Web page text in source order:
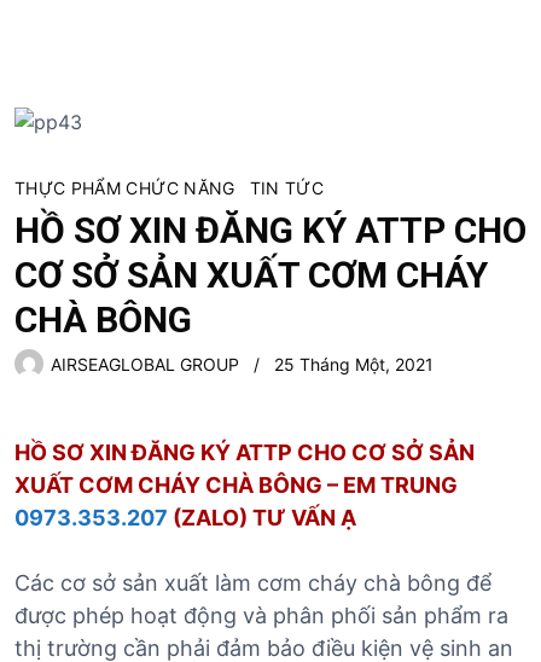
THỰC PHẨM CHỨC NĂNG TIN TỨC
HỒ SƠ XIN ĐĂNG KÝ ATTP CHO
CƠ SỞ SẢN XUẤT CƠM CHÁY
CHÀ BÔNG
AIRSEAGLOBAL GROUP 25 Tháng Một, 2021
HỒ SƠ XIN ĐĂNG KÝ ATTP CHO CƠ SỞ SẢN
XUẤT CƠM CHÁY CHÀ BÔNG – EM TRUNG
0973.353.207 (ZALO) TƯ VẤN Ạ
Các cơ sở sản xuất làm cơm cháy chà bông để
được phép hoạt động và phân phối sản phẩm ra
thị trường cần phải đảm bảo điều kiện vệ sinh an